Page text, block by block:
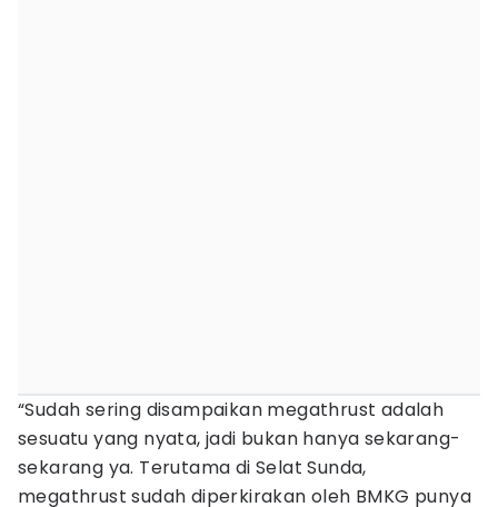
“Sudah sering disampaikan megathrust adalah
sesuatu yang nyata, jadi bukan hanya sekarang-
sekarang ya. Terutama di Selat Sunda,
megathrust sudah diperkirakan oleh BMKG punya